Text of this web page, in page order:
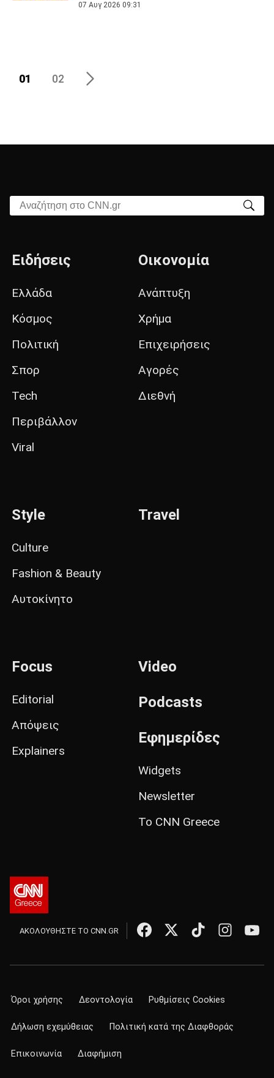
07 Αυγ 2026 09:31
01 02
Αναζήτηση στο CNN.gr
Ειδήσεις
Ελλάδα
Κόσμος
Πολιτική
Σπορ
Tech
Περιβάλλον
Viral
Οικονομία
Ανάπτυξη
Χρήμα
Επιχειρήσεις
Αγορές
Διεθνή
Style
Culture
Fashion & Beauty
Αυτοκίνητο
Travel
Focus
Editorial
Απόψεις
Explainers
Video
Podcasts
Εφημερίδες
Widgets
Newsletter
Το CNN Greece
ΑΚΟΛΟΥΘΗΣΤΕ ΤΟ CNN.GR
Όροι χρήσης Δεοντολογία Ρυθμίσεις Cookies
Δήλωση εχεμύθειας Πολιτική κατά της Διαφθοράς
Επικοινωνία Διαφήμιση